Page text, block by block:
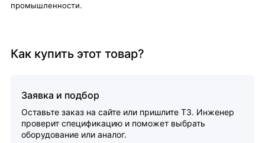
промышленности.
Как купить этот товар?
Заявка и подбор
Оставьте заказ на сайте или пришлите ТЗ. Инженер
проверит спецификацию и поможет выбрать
оборудование или аналог.